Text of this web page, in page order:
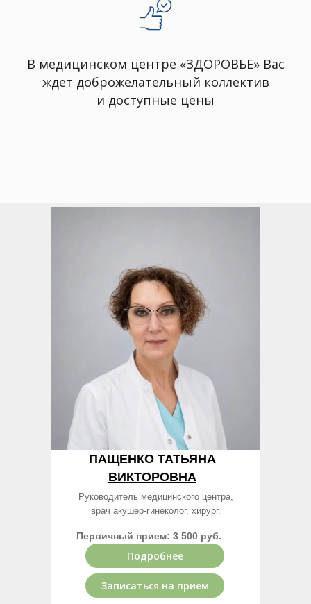
В медицинском центре «ЗДОРОВЬЕ» Вас
ждет доброжелательный коллектив
и доступные цены
Записаться на прием
ПАЩЕНКО ТАТЬЯНА
ВИКТОРОВНА
Руководитель медицинского центра,
врач акушер-гинеколог, хирург.
Первичный прием: 3 500 руб.
Подробнее